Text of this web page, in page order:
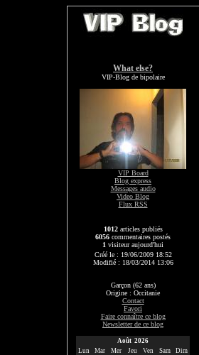
What else?
VIP-Blog de bipolaire
VIP Board
Blog express
Messages audio
Video Blog
Flux RSS
1012articles publiés
6056 commentaires postés
1 visiteur aujourd'hui
Créé le : 19/06/2009 18:52
Modifié : 18/03/2014 13:06
Garçon (62 ans)
Origine : Occitanie
Contact
Favori
Faire connaître ce blog
Newsletter de ce blog
Août 2026
Lun
Mar Mer Jeu Ven Sam
Dim